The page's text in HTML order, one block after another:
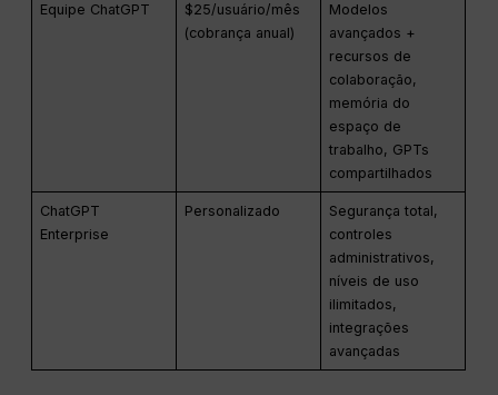
Equipe ChatGPT
$25/usuário/mês
(cobrança anual)
Modelos
avançados +
recursos de
colaboração,
memória do
espaço de
trabalho, GPTs
compartilhados
ChatGPT
Enterprise
Personalizado
Segurança total,
controles
administrativos,
níveis de uso
ilimitados,
integrações
avançadas